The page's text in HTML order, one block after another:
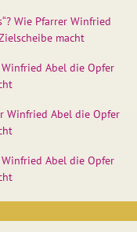
Wie Pfarrer Winfried
macht
Winfried Abel die Opfer
Winfried Abel die Opfer
Winfried Abel die Opfer